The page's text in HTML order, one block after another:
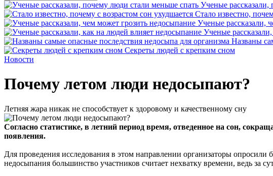
Ученые
Стало известно,
Ученые рассказали,
Ученые
Названы
Секреты людей с крепким сном
Новости
Почему летом люди недосыпают?
Летняя жара никак не способствует к здоровому и качественному сну
Согласно статистике, в летний период время, отведенное на сон,
появления.
Для проведения исследования в этом направлении организаторы
недосыпания большинство участников считает нехватку времени, ведь за